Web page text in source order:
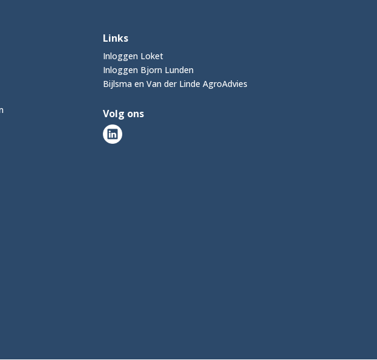
Links
Inloggen Loket
Inloggen Bjorn Lunden
Bijlsma en Van der Linde AgroAdvies
Volg ons